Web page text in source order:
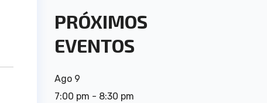
PRÓXIMOS
EVENTOS
Ago 9
7:00 pm - 8:30 pm